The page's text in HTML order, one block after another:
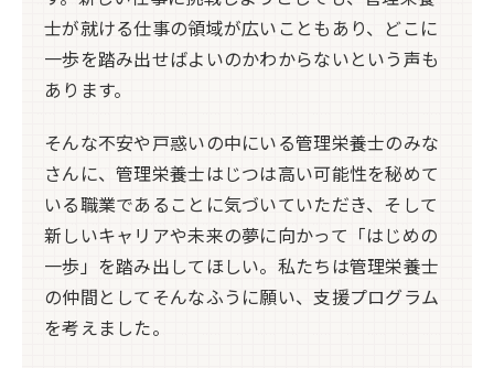
士が就ける仕事の領域が広いこともあり、どこに
一歩を踏み出せばよいのかわからないという声も
あります。
そんな不安や戸惑いの中にいる管理栄養士のみな
さんに、管理栄養士はじつは高い可能性を秘めて
いる職業であることに気づいていただき、そして
新しいキャリアや未来の夢に向かって「はじめの
一歩」を踏み出してほしい。私たちは管理栄養士
の仲間としてそんなふうに願い、支援プログラム
を考えました。